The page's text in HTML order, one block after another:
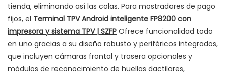
tienda, eliminando así las colas. Para mostradores de pago
fijos, el Terminal TPV Android inteligente FP8200 con
impresora y sistema TPV | SZFP Ofrece funcionalidad todo
en uno gracias a su diseño robusto y periféricos integrados,
que incluyen cámaras frontal y trasera opcionales y
módulos de reconocimiento de huellas dactilares,